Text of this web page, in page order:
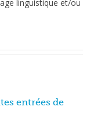
linguistique et/ou
entrées de